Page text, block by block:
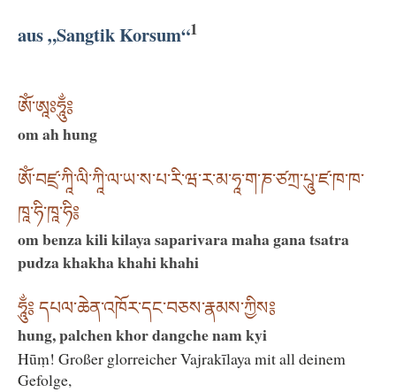
aus „Sangtik Korsum“1
ཨོཾ་ཨཱཿཧཱུྂ༔
om ah hung
ཨོཾ་བཛྲ་ཀཱི་ལི་ཀཱི་ལ་ཡ་ས་པ་རི་ཝ་ར་མ་ཧཱ་ག་ཎ་ཙཀྲ་པཱུ་ཛ་ཁ་ཁ་
ཁཱ་ཧི་ཁཱ་ཧི༔
om benza kili kilaya saparivara maha gana tsatra
pudza khakha khahi khahi
ཧཱུྂ༔ དཔལ་ཆེན་འཁོར་དང་བཅས་རྣམས་ཀྱིས༔
hung, palchen khor dangche nam kyi
Hūṃ! Großer glorreicher Vajrakīlaya mit all deinem
Gefolge,